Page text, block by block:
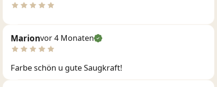
Marionvor 4 Monaten
Farbe schön u gute Saugkraft!